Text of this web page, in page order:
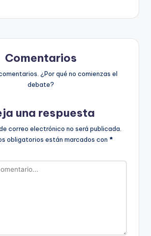
Comentarios
¿Por qué no comienzas el
debate?
una respuesta
correo electrónico no será publicada.
obligatorios están marcados con *